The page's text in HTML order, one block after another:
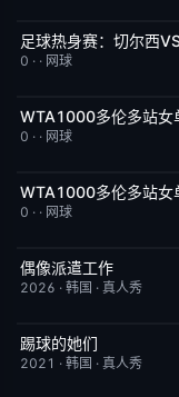
今日更新
0 · · 网球
今日更新
0 · · 网球
今日更新
0 · · 网球
已完结
偶像派遣工作
2026 · 韩国 · 真人秀
昨日更新
踢球的她们
2021 · 韩国 · 真人秀